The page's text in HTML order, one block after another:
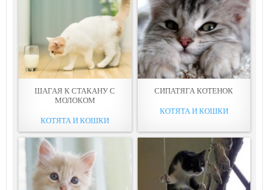
ШАГАЯ К СТАКАНУ С
МОЛОКОМ
КОТЯТА И КОШКИ
СИПАТЯГА КОТЕНОК
КОТЯТА И КОШКИ